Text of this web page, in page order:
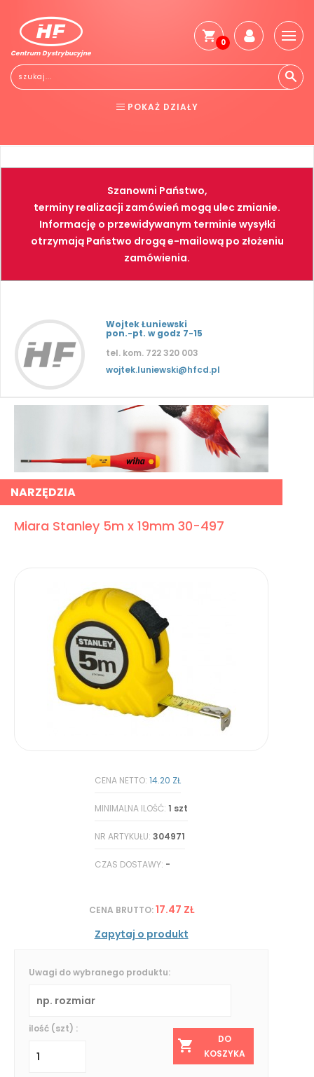
Centrum Dystrybucyjne
0
POKAŻ DZIAŁY
NARZĘDZIA SPAWALNICTWO
FARBY PNEUMATYKA
Szanowni Państwo,
terminy realizacji zamówień mogą ulec zmianie.
Informację o przewidywanym terminie wysyłki
otrzymają Państwo drogą e-mailową po złożeniu
zamówienia.
Wojtek Łuniewski
pon.-pt. w godz 7-15
tel. kom. 722 320 003
wojtek.luniewski@hfcd.pl
NARZĘDZIA
Miara Stanley 5m x 19mm 30-497
CENA NETTO:14.20 ZŁ
MINIMALNA ILOŚĆ:1 szt
NR ARTYKUŁU:304971
CZAS DOSTAWY: -
CENA BRUTTO:17.47 ZŁ
Zapytaj o produkt
Uwagi do wybranego produktu:
ilość (szt) :
DO
KOSZYKA